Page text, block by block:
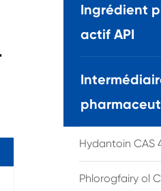
Ingrédient
actif API
Hydantoin CAS
Phlorogfairy ol